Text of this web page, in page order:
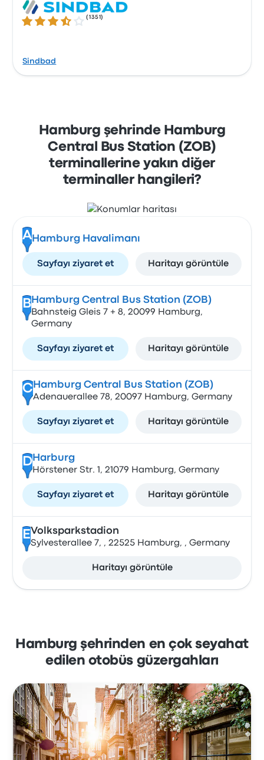
3.6 üzerinden 5 yıldız
(1351 )
Sindbad
Hamburg şehrinde Hamburg
Central Bus Station (ZOB)
terminallerine yakın diğer
terminaller hangileri?
AHamburg Havalimanı
Sayfayı ziyaret et Haritayı görüntüle
B Hamburg Central Bus Station (ZOB)
Bahnsteig Gleis 7 + 8, 20099 Hamburg,
Germany
Sayfayı ziyaret et Haritayı görüntüle
CHamburg Central Bus Station (ZOB)
Adenauerallee 78, 20097 Hamburg, Germany
Sayfayı ziyaret et Haritayı görüntüle
DHarburg
Hörstener Str. 1, 21079 Hamburg, Germany
Sayfayı ziyaret et Haritayı görüntüle
EVolksparkstadion
Sylvesterallee 7, , 22525 Hamburg, , Germany
Haritayı görüntüle
Hamburg şehrinden en çok seyahat
edilen otobüs güzergahları